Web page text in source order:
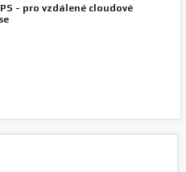
- pro vzdálené cloudové